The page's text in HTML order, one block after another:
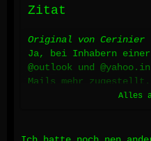
Zitat
Original von Cerinier
Ja, bei Inhabern einer
@outlook und
Mails mehr
anders handhaben, da
Alles